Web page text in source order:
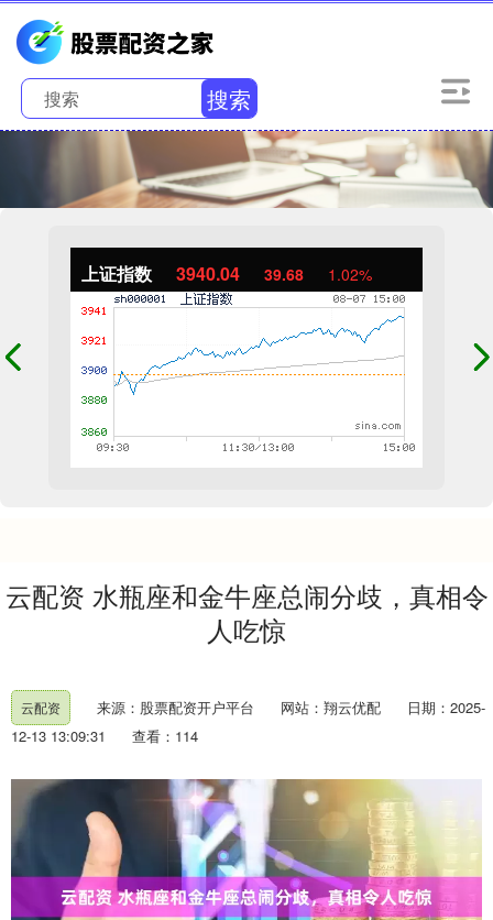
搜索
上证指数 3940.04 39.68 1.02%
云配资 水瓶座和金牛座总闹分歧，真相令
人吃惊
云配资 来源：股票配资开户平台 网站：翔云优配
日期：2025-
12-13 13:09:31
查看：114